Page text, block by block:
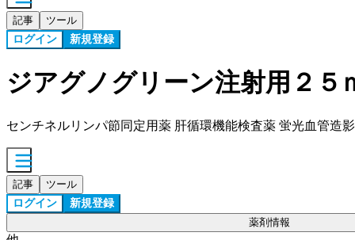
記事 ツール
ログイン 新規登録
ジアグノグリーン注射用２５
センチネルリンパ節同定用薬 肝循環機能検査薬 蛍光血管造影
記事 ツール
ログイン 新規登録
薬剤情報